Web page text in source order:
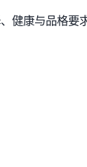
康与品格要